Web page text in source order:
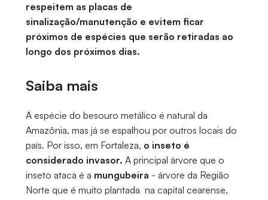
respeitem as placas de
sinalização/manutenção e evitem ficar
próximos de espécies que serão retiradas ao
longo dos próximos dias.
Saiba mais
A espécie do besouro metálico é natural da
Amazônia, mas já se espalhou por outros locais do
país. Por isso, em Fortaleza, o inseto é
considerado invasor. A principal árvore que o
inseto ataca é a mungubeira - árvore da Região
Norte que é muito plantada na capital cearense,